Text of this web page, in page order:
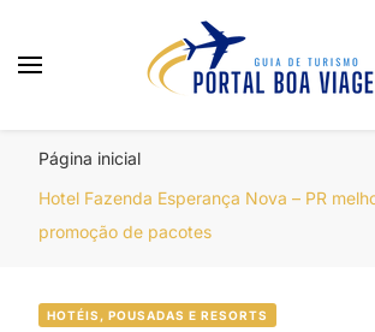
Página inicial
Hotel Fazenda Esperança Nova – PR
promoção de pacotes
HOTÉIS, POUSADAS E RESORTS